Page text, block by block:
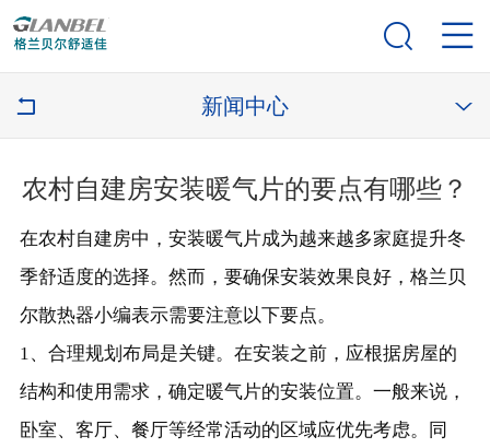
 
 新闻中心 
农村自建房安装暖气片的要点有哪些？
在农村自建房中，安装暖气片成为越来越多家庭提升冬
季舒适度的选择。然而，要确保安装效果良好，格兰贝
尔散热器小编表示需要注意以下要点。
1、合理规划布局是关键。在安装之前，应根据房屋的
结构和使用需求，确定暖气片的安装位置。一般来说，
卧室、客厅、餐厅等经常活动的区域应优先考虑。同